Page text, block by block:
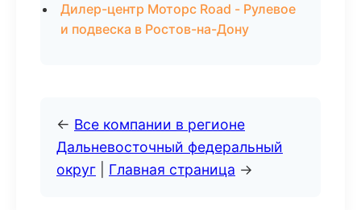
Дилер-центр Моторс Road - Рулевое
и подвеска в Ростов-на-Дону
← Все компании в регионе
Дальневосточный федеральный
округ
Главная страница →